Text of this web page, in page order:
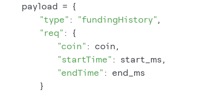
    payload = {
"type" : "fundingHistory",
"req" : {
"coin" : coin,
"startTime" : start_ms,
"endTime" : end_ms
        }